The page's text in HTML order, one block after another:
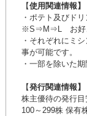
【使用関連情報】
・ポテト及びド
※S⇒M⇒L お好
・それぞれにミ
事が可能です。
・一部を除いた
【発行関連情報】
株主優待の発行
100～299株 保